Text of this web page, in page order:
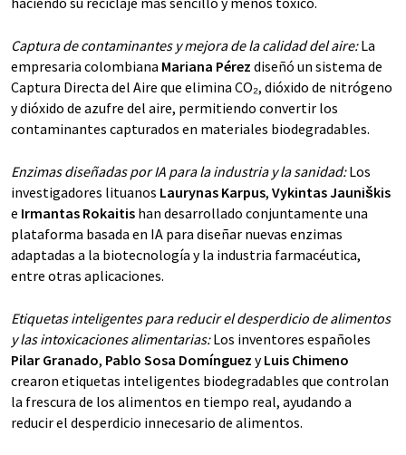
Captura de contaminantes y mejora de la calidad del aire:La
empresaria colombiana Mariana Pérez diseñó un sistema de
Captura Directa del Aire que elimina CO₂, dióxido de nitrógeno
y dióxido de azufre del aire, permitiendo convertir los
contaminantes capturados en materiales biodegradables.
Enzimas diseñadas por IA para la industria y la sanidad:Los
investigadores lituanos Laurynas Karpus, Vykintas Jauniškis
e Irmantas Rokaitis han desarrollado conjuntamente una
plataforma basada en IA para diseñar nuevas enzimas
adaptadas a la biotecnología y la industria farmacéutica,
entre otras aplicaciones.
Etiquetas inteligentes para reducir el desperdicio de alimentos
y las intoxicaciones alimentarias:Los inventores españoles
Pilar Granado, Pablo Sosa Domínguez yLuis Chimeno
crearon etiquetas inteligentes biodegradables que controlan
la frescura de los alimentos en tiempo real, ayudando a
reducir el desperdicio innecesario de alimentos.